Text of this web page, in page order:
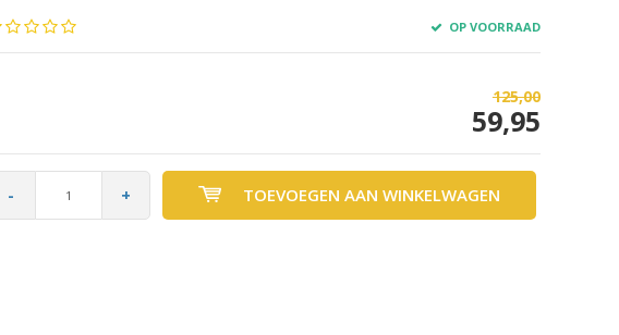
OP VOORRAAD
125,00
59,95
- + TOEVOEGEN AAN WINKELWAGEN